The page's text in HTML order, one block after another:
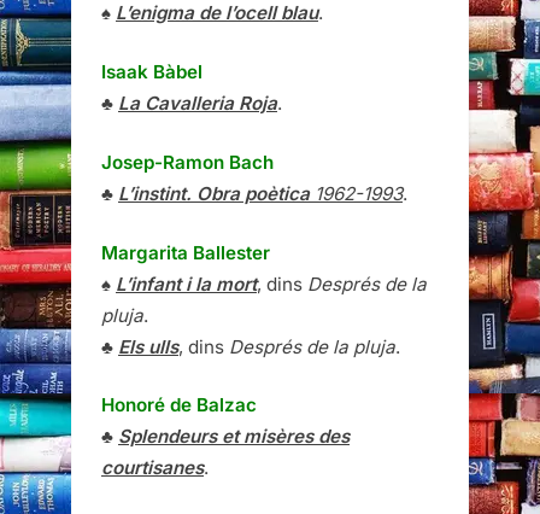
♠ L’enigma de l’ocell blau.
Isaak Bàbel
♣ La Cavalleria Roja.
Josep-Ramon Bach
♣ L’instint. Obra poètica1962-1993.
Margarita Ballester
♠ L’infant i la mort, dins Després de la
pluja.
♣ Els ulls, dins Després de la pluja.
Honoré de Balzac
♣ Splendeurs et misères des
courtisanes.